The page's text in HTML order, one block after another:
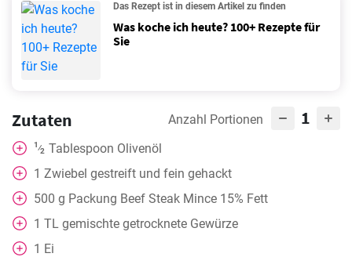
Das Rezept ist in diesem Artikel zu finden
Was koche ich heute? 100+ Rezepte für
Sie
Zutaten Anzahl Portionen 1
1⁄2 Tablespoon Olivenöl
1 Zwiebel gestreift und fein gehackt
500 g Packung Beef Steak Mince 15% Fett
1 TL gemischte getrocknete Gewürze
1 Ei